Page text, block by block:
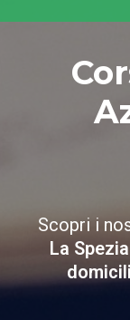
Scopri i
La Spezia